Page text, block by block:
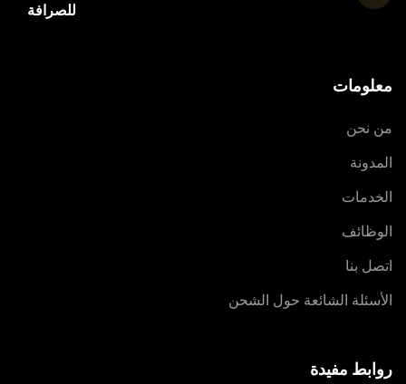
للصرافة
معلومات
من نحن
المدونة
الخدمات
الوظائف
اتصل بنا
الأسئلة الشائعة حول الشحن
روابط مفيدة